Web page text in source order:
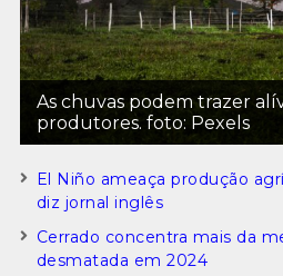
As chuvas podem trazer
produtores. foto: Pexels
El Niño ameaça produção
diz jornal inglês
Cerrado concentra mais da
desmatada em 2024